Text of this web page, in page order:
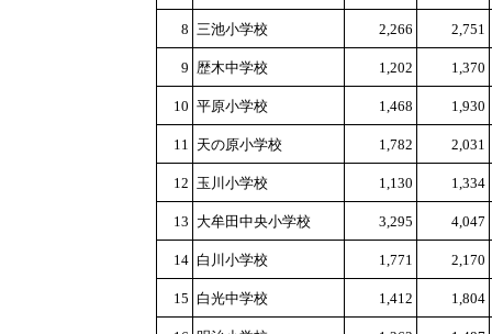
8 三池小学校 2,266 2,751
9 歴木中学校 1,202 1,370
10 平原小学校 1,468 1,930
11 天の原小学校 1,782 2,031
12 玉川小学校 1,130 1,334
13 大牟田中央小学校 3,295 4,047
14 白川小学校 1,771 2,170
15 白光中学校 1,412 1,804